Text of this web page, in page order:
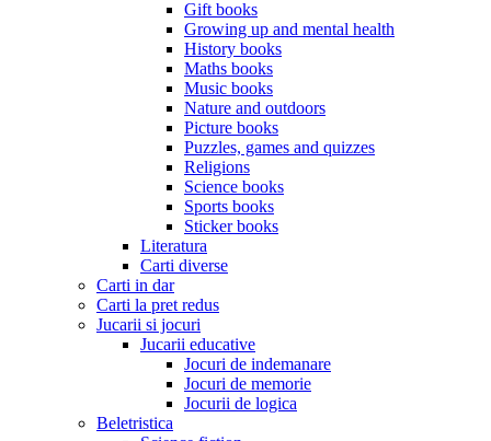
Gift books
Growing up and mental health
History books
Maths books
Music books
Nature and outdoors
Picture books
Puzzles, games and quizzes
Religions
Science books
Sports books
Sticker books
Literatura
Carti diverse
Carti in dar
Carti la pret redus
Jucarii si jocuri
Jucarii educative
Jocuri de indemanare
Jocuri de memorie
Jocurii de logica
Beletristica